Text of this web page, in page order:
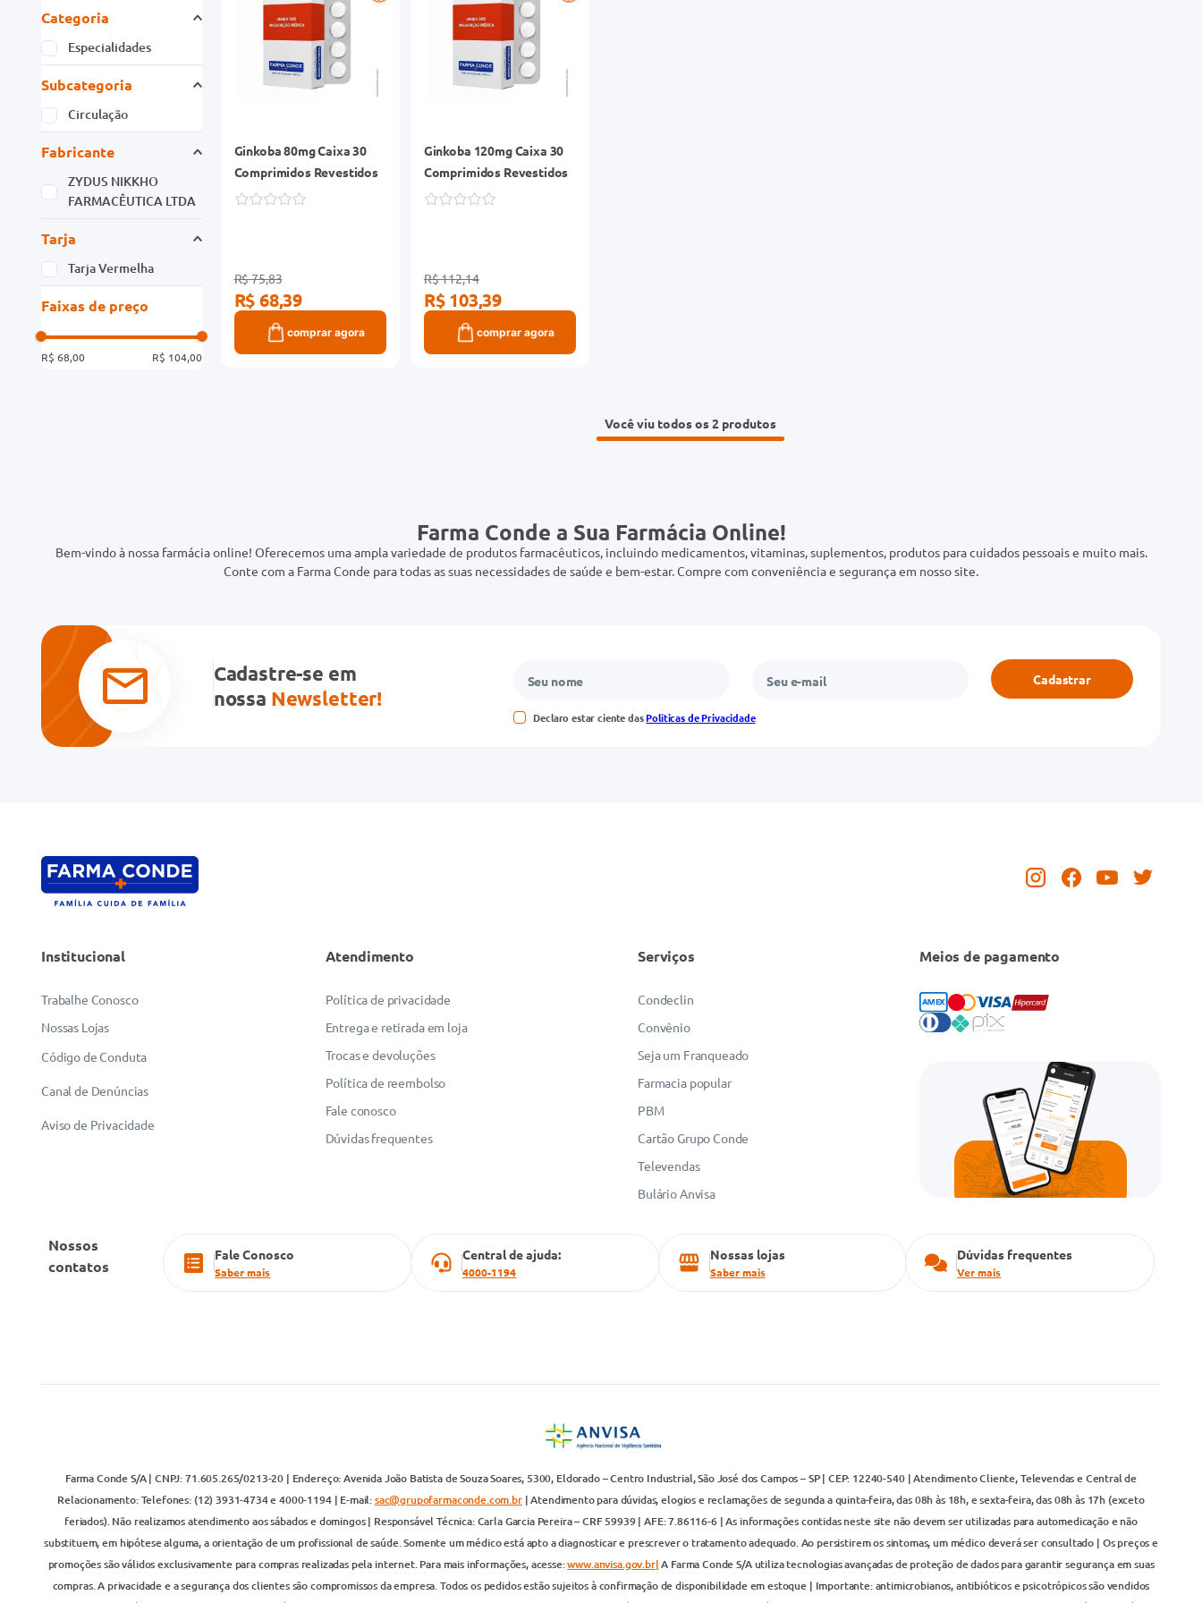
Categoria
Especialidades
Subcategoria
Circulação
Fabricante
ZYDUS NIKKHO
FARMACÊUTICA LTDA
Tarja
Tarja Vermelha
Faixas de preço
R$ 68,00 R$ 104,00
Ginkoba 80mg Caixa 30
Comprimidos Revestidos
R$ 75,83
R$ 68,39
comprar agora
Ginkoba 120mg Caixa 30
Comprimidos Revestidos
R$ 112,14
R$ 103,39
comprar agora
Você viu todos os 2
Farma Conde a Sua Farmácia Online!
Bem-vindo à nossa farmácia online! Oferecemos uma ampla variedade de produtos farmacêuticos, incluindo medicamentos, vitaminas, suplementos, produtos para cuidados pessoais e muito mais.
Conte com a Farma Conde para todas as suas necessidades de saúde e bem-estar. Compre com conveniência e segurança em nosso site.
Cadastre-se em
nossa Newsletter!
Declaro estar ciente dasPolíticas de Privacidade
Cadastrar
Institucional
Trabalhe Conosco
Nossas Lojas
Código de Conduta
Canal de Denúncias
Aviso de Privacidade
Atendimento
Política de privacidade
Entrega e retirada em loja
Trocas e devoluções
Política de reembolso
Fale conosco
Dúvidas frequentes
Serviços
Condeclin
Convênio
Seja um Franqueado
Farmacia popular
PBM
Cartão Grupo Conde
Televendas
Bulário Anvisa
Meios de pagamento
Nossos
contatos
Fale Conosco
Saber mais
Central de ajuda:
4000-1194
Nossas lojas
Saber mais
Dúvidas frequentes
Ver mais
Farma Conde S/A | CNPJ: 71.605.265/0213-20 | Endereço: Avenida João Batista de Souza Soares, 5300, Eldorado – Centro Industrial, São José dos Campos – SP | CEP: 12240-540 | Atendimento Cliente, Televendas e Central de
Relacionamento: Telefones: (12) 3931-4734 e 4000-1194 | E-mail:sac@grupofarmaconde.com.br| Atendimento para dúvidas, elogios e reclamações de segunda a quinta-feira, das 08h às 18h, e sexta-feira, das 08h às 17h (exceto
feriados). Não realizamos atendimento aos sábados e domingos | Responsável Técnica: Carla Garcia Pereira – CRF 59939 | AFE: 7.86116-6 | As informações contidas neste site não devem ser utilizadas para automedicação e não
substituem, em hipótese alguma, a orientação de um profissional de saúde. Somente um médico está apto a diagnosticar e prescrever o tratamento adequado. Ao persistirem os sintomas, um médico deverá ser consultado | Os preços e
promoções são válidos exclusivamente para compras realizadas pela internet. Para mais informações, acesse:www.anvisa.gov.br|A Farma Conde S/A utiliza tecnologias avançadas de proteção de dados para garantir segurança em suas
compras. A privacidade e a segurança dos clientes são compromissos da empresa. Todos os pedidos estão sujeitos à confirmação de disponibilidade em estoque | Importante: antimicrobianos, antibióticos e psicotrópicos são vendidos